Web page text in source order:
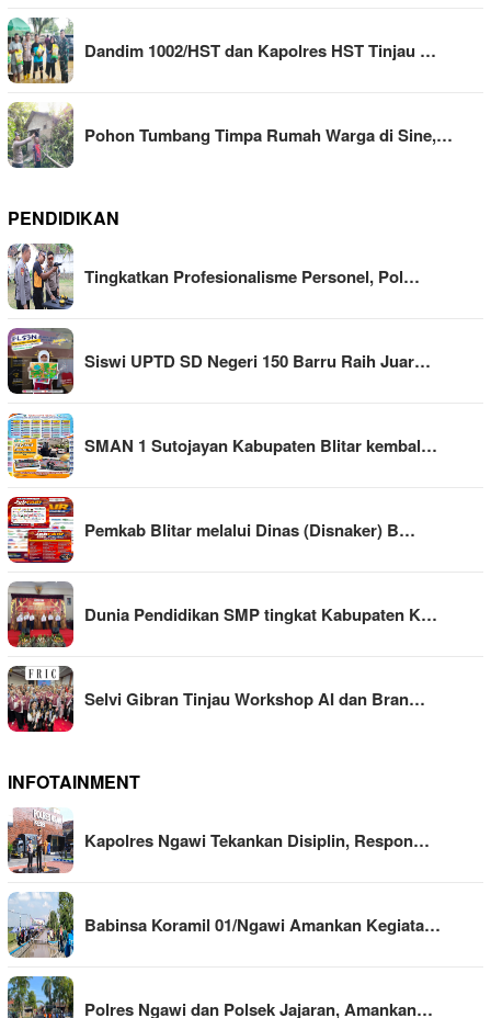
Dandim 1002/HST dan Kapolres HST Tinjau …
Pohon Tumbang Timpa Rumah Warga di Sine,…
PENDIDIKAN
Tingkatkan Profesionalisme Personel, Pol…
Siswi UPTD SD Negeri 150 Barru Raih Juar…
SMAN 1 Sutojayan Kabupaten Blitar kembal…
Pemkab Blitar melalui Dinas (Disnaker) B…
Dunia Pendidikan SMP tingkat Kabupaten K…
Selvi Gibran Tinjau Workshop AI dan Bran…
INFOTAINMENT
Kapolres Ngawi Tekankan Disiplin, Respon…
Babinsa Koramil 01/Ngawi Amankan Kegiata…
Polres Ngawi dan Polsek Jajaran, Amankan…